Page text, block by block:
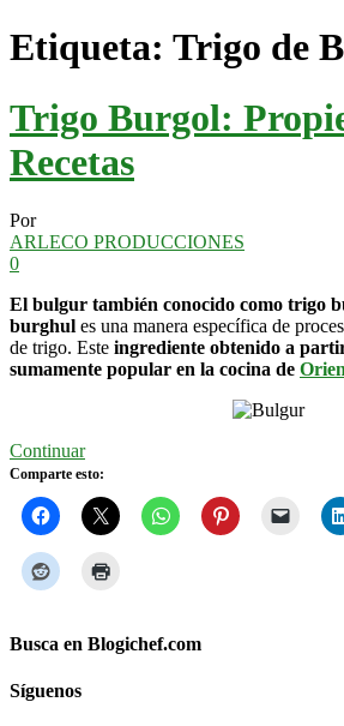
Etiqueta: Trigo de
Trigo Burgol:
Recetas
Por
ARLECO PRODUCCIONES
0
El bulgur también conocido como trigo
burghul es una manera específica de
de trigo. Este ingrediente obtenido a
sumamente popular en la cocina de
Continuar
Comparte esto:
Busca en Blogichef.com
Síguenos